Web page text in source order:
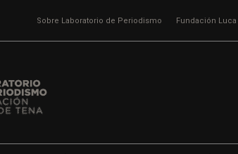
Sobre Laboratorio de Periodismo Fundación Luca